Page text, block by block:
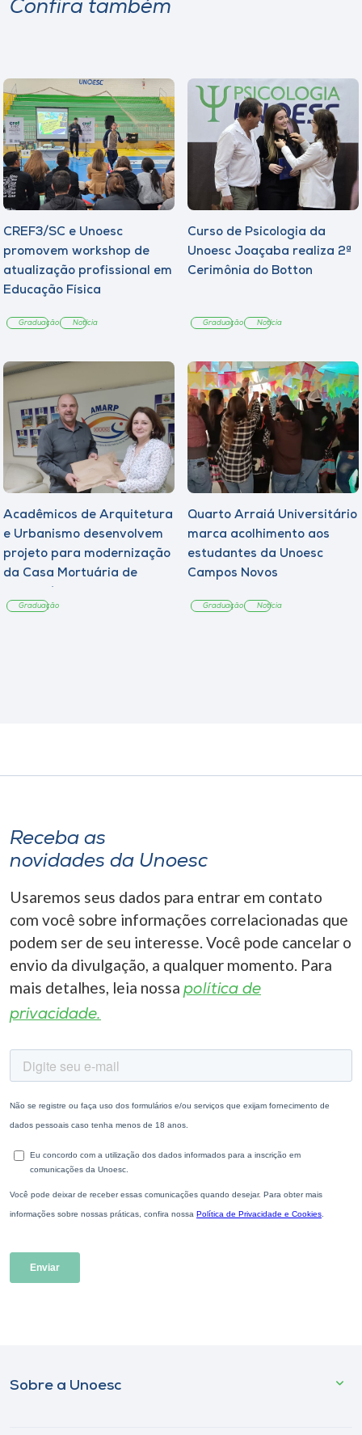
Confira também
CREF3/SC e Unoesc
promovem workshop de
atualização profissional em
Educação Física
Graduação Notícia
Curso de Psicologia da
Unoesc Joaçaba realiza 2ª
Cerimônia do Botton
Graduação Notícia
Acadêmicos de Arquitetura
e Urbanismo desenvolvem
projeto para modernização
da Casa Mortuária de
Graduação
Quarto Arraiá Universitário
marca acolhimento aos
estudantes da Unoesc
Campos Novos
Graduação Notícia
Receba as
novidades da Unoesc
Usaremos seus dados para entrar em contato
com você sobre informações correlacionadas que
podem ser de seu interesse. Você pode cancelar o
envio da divulgação, a qualquer momento. Para
mais detalhes, leia nossa política de
privacidade.
Sobre a Unoesc